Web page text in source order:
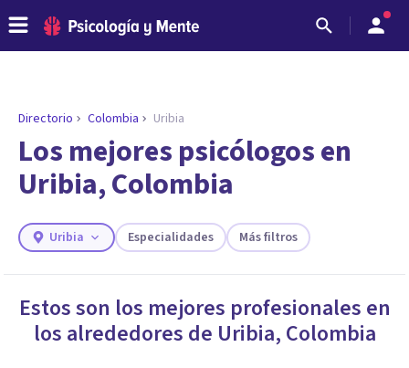
ENCONTRAR MI TERAPEUTA
¿Necesitas ayuda para encontrar el
psicólogo adecuado?
Responde a unas breves preguntas y te ofreceremos
necesidades.
Directorio Colombia Uribia
Los mejores psicólogos en
Uribia, Colombia
Uribia Especialidades Más filtros
Estos son los mejores profesionales en
los alrededores de Uribia, Colombia